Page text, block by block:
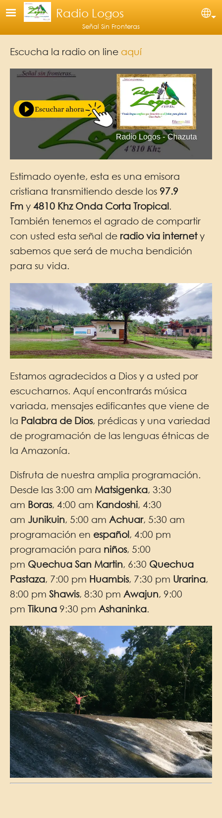
Pasar al contenido principal
Radio Logos
Señal Sin Fronteras
Escucha la radio on line aquí
Estimado oyente, esta es una emisora
cristiana transmitiendo desde los 97.9
Fm y 4810 Khz Onda Corta Tropical.
También tenemos el agrado de compartir
con usted esta señal de radio via internety
sabemos que será de mucha bendición
para su vida.
Estamos agradecidos a Dios y a usted por
escucharnos. Aquí encontrarás música
variada, mensajes edificantes que viene de
la Palabra de Dios, prédicas y una variedad
de programación de las lenguas étnicas de
la Amazonía.
Disfruta de nuestra amplia programación.
Desde las 3:00 am Matsigenka, 3:30
am Boras, 4:00 am Kandoshi, 4:30
am Junikuin, 5:00 am Achuar, 5:30 am
programación en español, 4:00 pm
programación para niños, 5:00
pm Quechua San Martin, 6:30 Quechua
Pastaza, 7:00 pm Huambis, 7:30 pm Urarina,
8:00 pm Shawis, 8:30 pm Awajun, 9:00
pm Tikuna 9:30 pm Ashaninka.